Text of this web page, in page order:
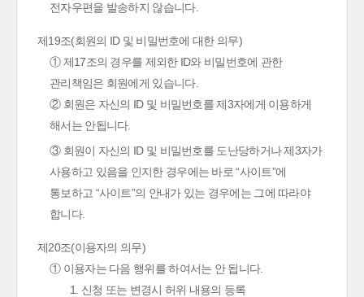
전자우편을 발송하지 않습니다.
제19조(회원의 ID 및 비밀번호에 대한 의무)
① 제17조의 경우를 제외한 ID와 비밀번호에 관한
관리책임은 회원에게 있습니다.
② 회원은 자신의 ID 및 비밀번호를 제3자에게 이용하게
해서는 안됩니다.
③ 회원이 자신의 ID 및 비밀번호를 도난당하거나 제3자가
사용하고 있음을 인지한 경우에는 바로 “사이트”에
통보하고 “사이트”의 안내가 있는 경우에는 그에 따라야
합니다.
제20조(이용자의 의무)
① 이용자는 다음 행위를 하여서는 안 됩니다.
1. 신청 또는 변경시 허위 내용의 등록